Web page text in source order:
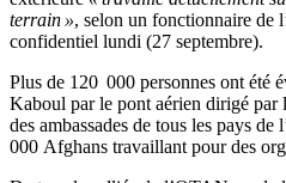
terrain », selon un fonctionnaire de
confidentiel lundi (27 septembre).
Plus de 120 000 personnes ont été
Kaboul par le pont aérien dirigé par
des ambassades de tous les pays de
000 Afghans travaillant pour des